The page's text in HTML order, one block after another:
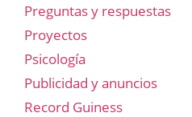
Preguntas y respuestas
Proyectos
Psicología
Publicidad y anuncios
Record Guiness